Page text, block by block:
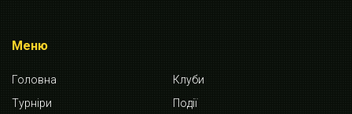
Меню
Головна
Клуби
Турніри
Події